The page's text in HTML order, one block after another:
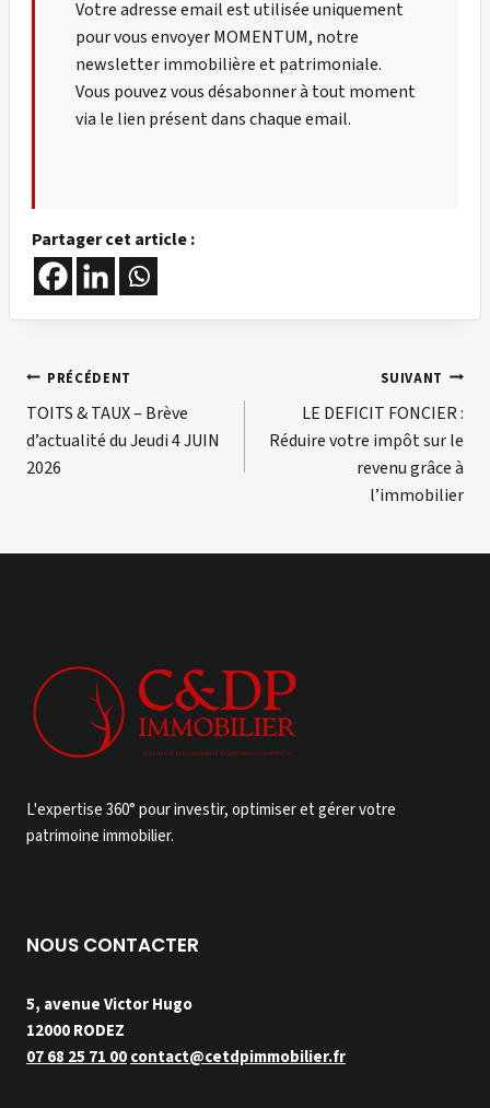
Votre adresse email est utilisée uniquement
pour vous envoyer MOMENTUM, notre
newsletter immobilière et patrimoniale.
Vous pouvez vous désabonner à tout moment
via le lien présent dans chaque email.
Partager cet article :
Navigation
de
l’article
PRÉCÉDENT
TOITS & TAUX – Brève
d’actualité du Jeudi 4 JUIN
2026
SUIVANT
LE DEFICIT FONCIER :
Réduire votre impôt sur le
revenu grâce à
l’immobilier
L'expertise 360° pour investir, optimiser et gérer votre
patrimoine immobilier.
NOUS CONTACTER
5, avenue Victor Hugo
12000 RODEZ
07 68 25 71 00contact@cetdpimmobilier.fr